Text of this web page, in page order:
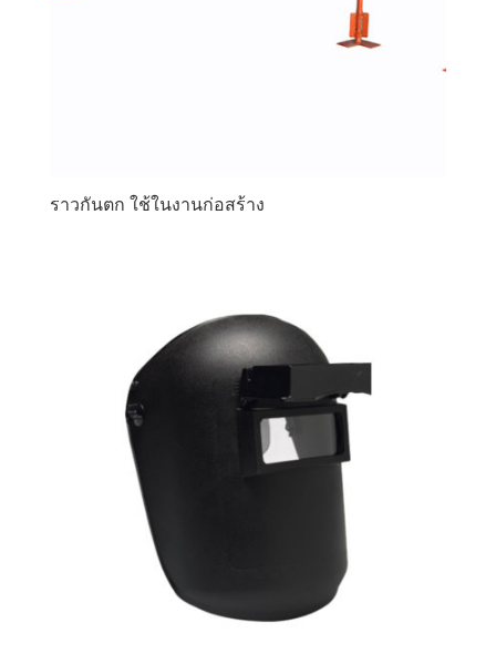
ราวกันตก ใช้ในงานก่อสร้าง